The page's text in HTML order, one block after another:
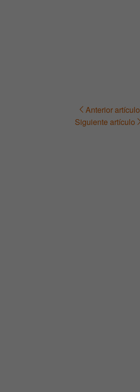
Navegación Anterior artículo
Siguiente artículo